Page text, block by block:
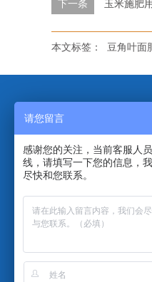
下一条 玉米施肥
本文标签： 豆角叶面
电话：
青岛市市北
备案号：
鲁ICP备
请您留言
感谢您的关注，当前客服人
线，请填写一下您的信息，
尽快和您联系。